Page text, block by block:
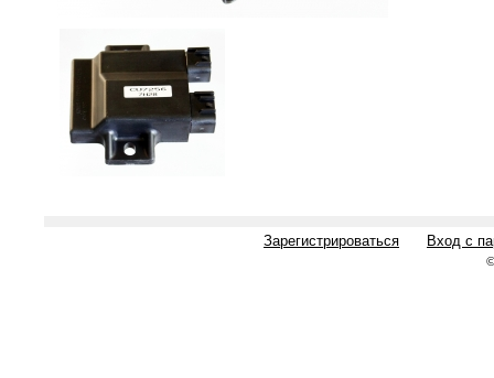
Зарегистрироваться Вход с